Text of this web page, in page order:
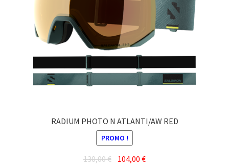
RADIUM PHOTO N ATLANTI/AW RED
PROMO !
130,00€ Le104,00€Le